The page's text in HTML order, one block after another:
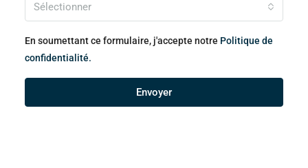
Sélectionner
En soumettant ce formulaire, j'accepte notre Politique de
confidentialité.
Envoyer